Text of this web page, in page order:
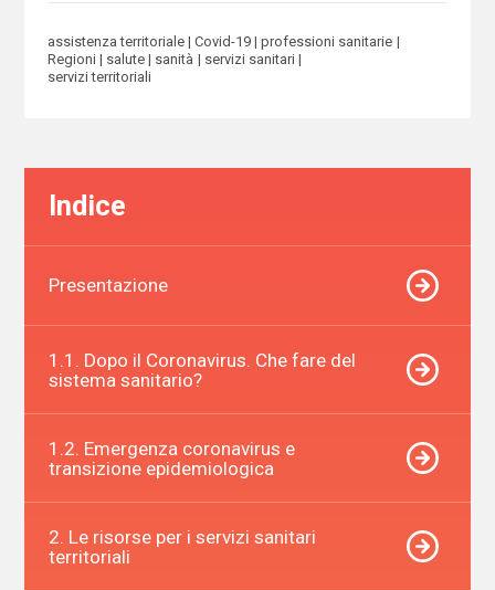
assistenza territoriale Covid-19
professioni sanitarie
Regioni
salute sanità
servizi sanitari
servizi territoriali
Indice
Presentazione
1.1. Dopo il Coronavirus. Che fare del
sistema sanitario?
1.2. Emergenza coronavirus e
transizione epidemiologica
2. Le risorse per i servizi sanitari
territoriali